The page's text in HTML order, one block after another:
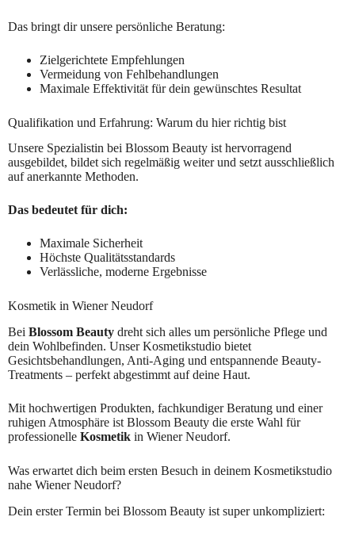
Das bringt dir unsere persönliche Beratung:
Zielgerichtete Empfehlungen
Vermeidung von Fehlbehandlungen
Maximale Effektivität für dein gewünschtes Resultat
Qualifikation und Erfahrung: Warum du hier richtig bist
Unsere Spezialistin bei Blossom Beauty ist hervorragend
ausgebildet, bildet sich regelmäßig weiter und setzt ausschließlich
auf anerkannte Methoden.
Das bedeutet für dich:
Maximale Sicherheit
Höchste Qualitätsstandards
Verlässliche, moderne Ergebnisse
Kosmetik in Wiener Neudorf
Bei Blossom Beauty dreht sich alles um persönliche Pflege und
dein Wohlbefinden. Unser Kosmetikstudio bietet
Gesichtsbehandlungen, Anti-Aging und entspannende Beauty-
Treatments – perfekt abgestimmt auf deine Haut.
Mit hochwertigen Produkten, fachkundiger Beratung und einer
ruhigen Atmosphäre ist Blossom Beauty die erste Wahl für
professionelle Kosmetik in Wiener Neudorf.
Was erwartet dich beim ersten Besuch in deinem Kosmetikstudio
nahe Wiener Neudorf?
Dein erster Termin bei Blossom Beauty ist super unkompliziert: